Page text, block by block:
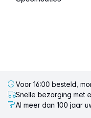
Voor 16:00 besteld,
Snelle bezorging met
Al meer dan 100 jaar